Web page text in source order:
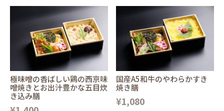
極味噌の香ばしい鶏の西京味
噌焼きとお出汁豊かな五目炊
き込み膳
国産A5和牛のやわらかすき
焼き膳
¥1,080